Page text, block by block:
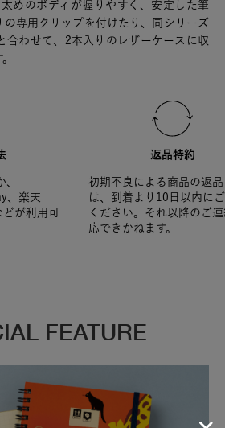
めのボディが握りやすく、安定した筆
の専用クリップを付けたり、同シリーズ
合わせて、2本入りのレザーケースに収
、楽天
が利用可
返品特約
初期不良による商品の返
は、到着より10日以内に
ください。それ以降のご
応できかねます。
FEATURE